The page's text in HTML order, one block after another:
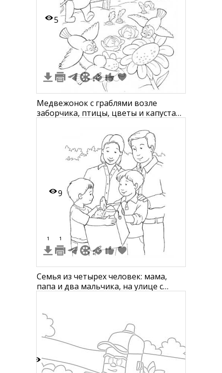
5
2
Медвежонок с граблями возле
заборчика, птицы, цветы и капуста
9
1 1
Семья из четырех человек: мама,
папа и два мальчика, на улице с